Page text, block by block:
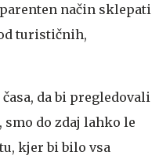
način sklepati
turističnih,
da bi pregledovali
do zdaj lahko le
kjer bi bilo vsa